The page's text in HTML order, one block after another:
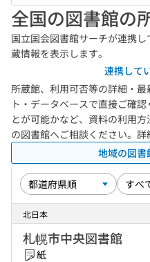
全国の図書館の
国立国会図書館サーチが連携
蔵情報を表示します。
連携して
所蔵館、利用可否等の詳細・
ト・データベースで直接ご確
とが可能かなど、資料の利用
の図書館へご相談ください。詳
地域の図書
北日本
札幌市中央図書館
紙